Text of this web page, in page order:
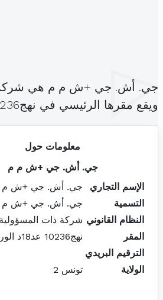
جي. أش. جي +ش م م هي شركة
ويقع مقرها الرئيسي في نهج10236 عد18د الوردية تونس (
معلومات حول
جي. أش. جي +ش م م
الإسم التجاري
جي. أش. جي +ش م
التسمية
جي. أش. جي +ش م
النظام القانوني شركة ذات
المقر
نهج10236 عد18د الوردية تونس
الترقيم البريدي
الولاية
تونس 2